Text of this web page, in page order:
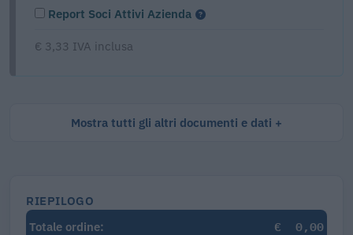
Report Soci Attivi Azienda
€ 3,33 IVA inclusa
Mostra tutti gli altri documenti e dati
RIEPILOGO
Totale ordine:
€ 0,00